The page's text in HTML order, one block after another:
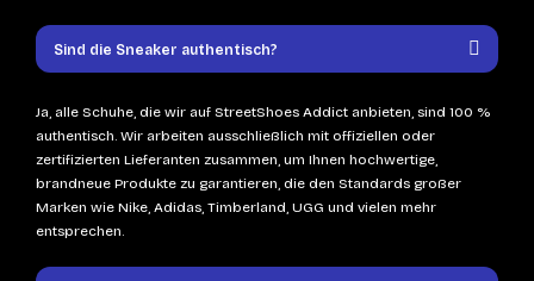
Sind die Sneaker authentisch?
Ja, alle Schuhe, die wir auf StreetShoes Addict anbieten, sind 100 %
authentisch. Wir arbeiten ausschließlich mit offiziellen oder
zertifizierten Lieferanten zusammen, um Ihnen hochwertige,
brandneue Produkte zu garantieren, die den Standards großer
Marken wie Nike, Adidas, Timberland, UGG und vielen mehr
entsprechen.